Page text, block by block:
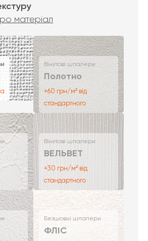
матеріал
Вінілові шпалери
Полотно
+60 грн/м² від
стандартного
Вінілові шпалери
ВЕЛЬВЕТ
+30 грн/м² від
стандартного
Безшовні шпалери
ФЛІС